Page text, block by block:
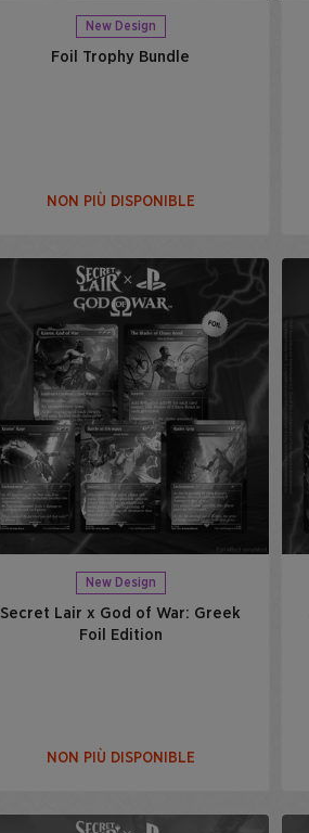
New Design
Foil Trophy Bundle
NON PIÙ DISPONIBLE
New Design
Secret Lair x God of War: Greek
Foil Edition
NON PIÙ DISPONIBLE